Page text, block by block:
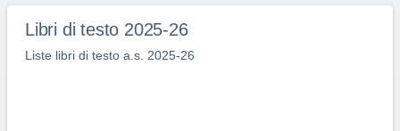
Libri di testo 2025-26
Liste libri di testo a.s. 2025-26